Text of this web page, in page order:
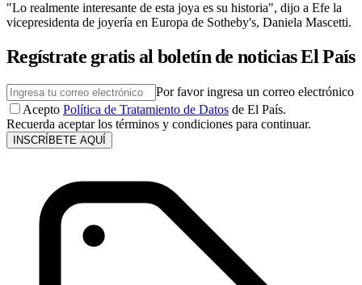
"Lo realmente interesante de esta joya es su historia", dijo a Efe la
vicepresidenta de joyería en Europa de Sotheby's, Daniela Mascetti.
Regístrate gratis al boletín de noticias El País
Por favor ingresa un correo electrónico
Acepto Política de Tratamiento de Datos de El País.
Recuerda aceptar los términos y condiciones para continuar.
INSCRÍBETE AQUÍ